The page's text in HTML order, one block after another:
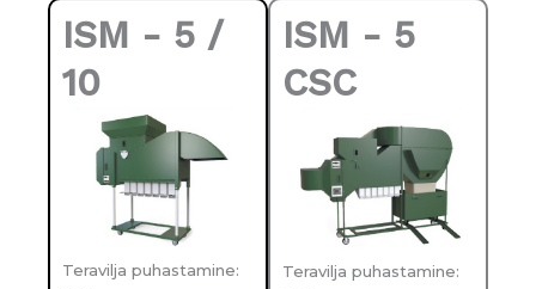
ISM - 5 /
10
Teravilja puhastamine:
ISM - 5
CSC
Teravilja puhastamine: